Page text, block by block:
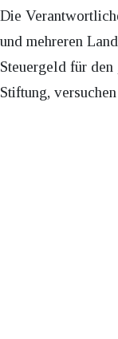
Die
und mehreren
Steuergeld für den
Stiftung,